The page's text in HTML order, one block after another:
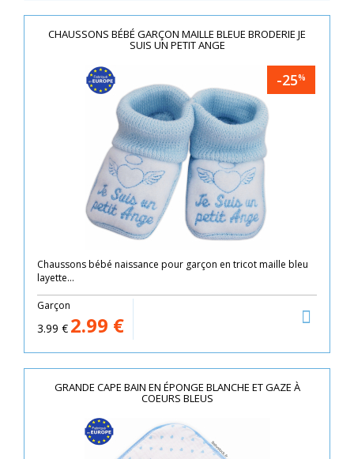
CHAUSSONS BÉBÉ GARÇON MAILLE BLEUE BRODERIE JE
SUIS UN PETIT ANGE
-25%
Chaussons bébé naissance pour garçon en tricot maille bleu
layette...
Garçon
3.99 € 2.99 €
GRANDE CAPE BAIN EN ÉPONGE BLANCHE ET GAZE À
COEURS BLEUS